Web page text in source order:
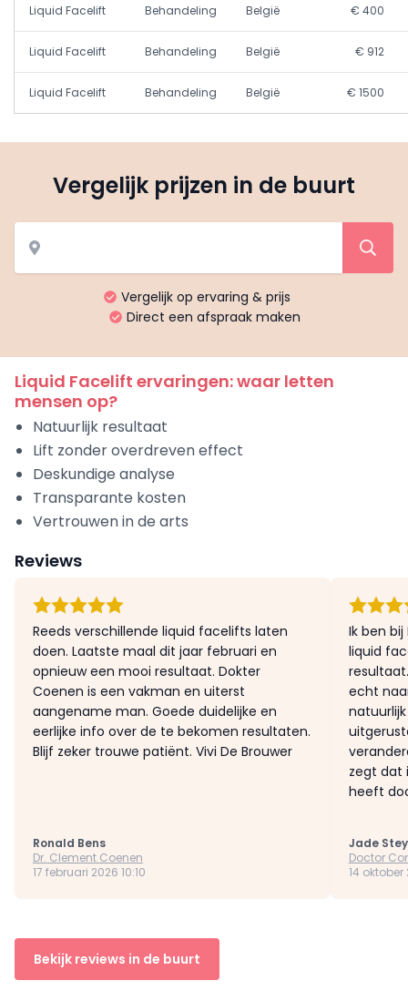
Liquid Facelift Behandeling België € 400
Liquid Facelift Behandeling België € 912
Liquid Facelift Behandeling België € 1500
Vergelijk prijzen in de buurt
Vergelijk op ervaring & prijs
Direct een afspraak maken
Liquid Facelift ervaringen: waar letten
mensen op?
Natuurlijk resultaat
Lift zonder overdreven effect
Deskundige analyse
Transparante kosten
Vertrouwen in de arts
Reviews
Reeds verschillende liquid facelifts laten
doen. Laatste maal dit jaar februari en
opnieuw een mooi resultaat. Dokter
Coenen is een vakman en uiterst
aangename man. Goede duidelijke en
eerlijke info over de te bekomen resultaten.
Blijf zeker trouwe patiënt. Vivi De Brouwer
Ronald Bens
Dr. Clement Coenen
17 februari 2026 10:10
Ik ben
liquid
echt
zegt dat
heeft
Jade
Doctor
14
Bekijk reviews in de buurt